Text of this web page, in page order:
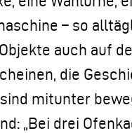
– so
auch auf
die
mitunter
„Bei drei